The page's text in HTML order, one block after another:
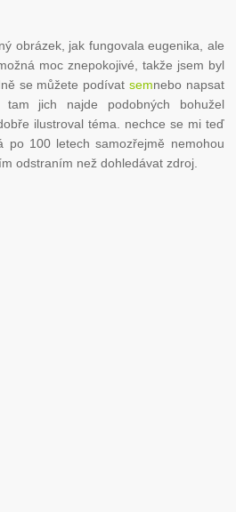
obrázek, jak fungovala eugenika, ale
moc znepokojivé, takže jsem byl
se můžete podívat semnebo napsat
tam jich najde podobných bohužel
ilustroval téma. nechce se mi teď
po 100 letech samozřejmě nemohou
odstraním než dohledávat zdroj.